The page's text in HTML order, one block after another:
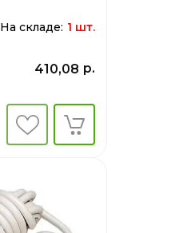
На складе: 1 шт.
410,08 р.